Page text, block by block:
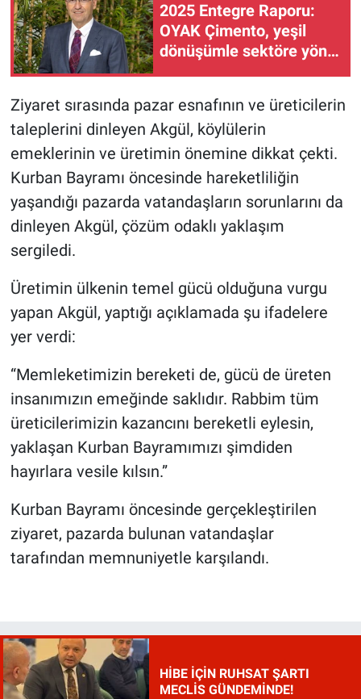
2025 Entegre Raporu:
OYAK Çimento, yeşil
dönüşümle sektöre yön
Ziyaret sırasında pazar esnafının ve üreticilerin
taleplerini dinleyen Akgül, köylülerin
emeklerinin ve üretimin önemine dikkat çekti.
Kurban Bayramı öncesinde hareketliliğin
yaşandığı pazarda vatandaşların sorunlarını da
dinleyen Akgül, çözüm odaklı yaklaşım
sergiledi.
Üretimin ülkenin temel gücü olduğuna vurgu
yapan Akgül, yaptığı açıklamada şu ifadelere
yer verdi:
“Memleketimizin bereketi de, gücü de üreten
insanımızın emeğinde saklıdır. Rabbim tüm
üreticilerimizin kazancını bereketli eylesin,
yaklaşan Kurban Bayramımızı şimdiden
hayırlara vesile kılsın.”
Kurban Bayramı öncesinde gerçekleştirilen
ziyaret, pazarda bulunan vatandaşlar
tarafından memnuniyetle karşılandı.
HİBE İÇİN RUHSAT ŞARTI
MECLİS GÜNDEMİNDE!